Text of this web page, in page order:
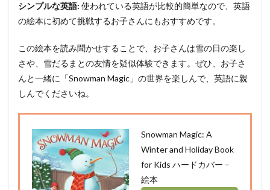
シンプルな英語: 使われている英語が比較的簡単なので、英語
の絵本に初めて挑戦するお子さんにもおすすめです。
この絵本を読み聞かせすることで、お子さんは雪の日の楽し
さや、雪だるまとの友情を疑似体験できます。ぜひ、お子さ
んと一緒に「Snowman Magic」の世界を楽しんで、英語に親
しんでくださいね。
Snowman Magic: A
Winter and Holiday Book
for Kids ハードカバー –
絵本